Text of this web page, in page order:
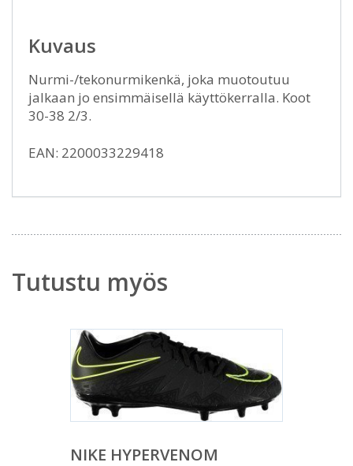
Kuvaus
Nurmi-/tekonurmikenkä, joka muotoutuu
jalkaan jo ensimmäisellä käyttökerralla. Koot
30-38 2/3.
EAN: 2200033229418
Tutustu myös
NIKE HYPERVENOM